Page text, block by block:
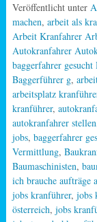
Veröffentlicht unter
machen, arbeit als
Arbeit Kranfahrer
Autokranfahrer
baggerfahrer
Baggerführer g,
arbeitsplatz
kranführer,
autokranfahrer stellen
jobs, baggerfahrer
Vermittlung,
Baumaschinisten,
ich brauche aufträge
jobs kranführer, jobs
österreich, jobs